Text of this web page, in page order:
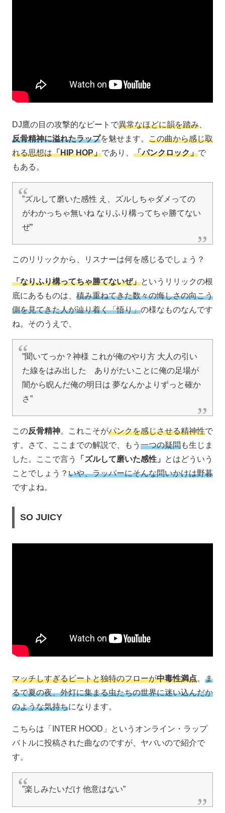
DJ鷹の目の攻撃的なビートで異常なほどに韻を踏み
反骨精神に溢れたラップを魅せます。 この曲から感じ取
れる思想は「HIP HOP」であり、 「パンクロック」で
もある。
”ズルして磨いた感性 え、ズルしちゃダメっての
がわかっちゃ無いね なりふり構ってちゃ勝てない
ぜ”
このリリックから、リスナーは何を感じるでしょう？
「なりふり構ってちゃ勝てないぜ」というリリックの根
底にあるものは、 積み重ねてきた数々の悔しさの向こう
側を見てきた人が辿り着く「悟り」の様なものなんです
ね。そのうえで、
”聞いてっか？神様 これが俺のやり方 大人の引い
た線をはみ出した ありがたいことに俺の足場が
闇から睨んだ俺の明日は 夢なんかよりずっと確か
さ”
この反骨精神。これこそがパンクを感じさせる精神性で
す。さて、ここまでの解説で、もう 一つの疑問も生じま
した。ここで言う
「ズルして磨いた感性」
とはどういう
ことでしょう？ いや、ラッパーにそんな問いかけは野暮
ですよね。
SO JUICY
マッチしすぎるビートと独特のフローが中毒性満点。 ま
るで夏の夜、外灯に集まる虫たちの世界に迷い込んだか
のような気持ちになります。
こちらは「INTER HOOD」というオンライン・ラップ
バトルに投稿された曲なのですが、ヤバいので紹介で
す。
”楽しみたいだけ 他意はない”